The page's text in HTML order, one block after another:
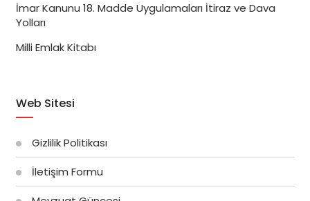
İmar Kanunu 18. Madde Uygulamaları İtiraz ve Dava
Yolları
Milli Emlak Kitabı
Web Sitesi
Gizlilik Politikası
İletişim Formu